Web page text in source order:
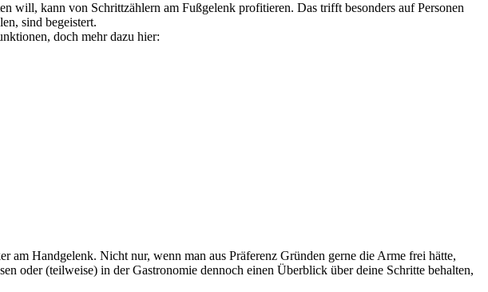
will, kann von Schrittzählern am Fußgelenk profitieren. Das trifft besonders auf Personen
sind begeistert.
doch mehr dazu hier:
am Handgelenk. Nicht nur, wenn man aus Präferenz Gründen gerne die Arme frei hätte,
oder (teilweise) in der Gastronomie dennoch einen Überblick über deine Schritte behalten,